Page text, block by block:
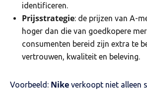
identificeren.
Prijsstrategie: de prijzen van A-
hoger dan die van goedkopere
consumenten bereid zijn extra te
vertrouwen, kwaliteit en beleving.
Voorbeeld: Nike verkoopt niet alleen